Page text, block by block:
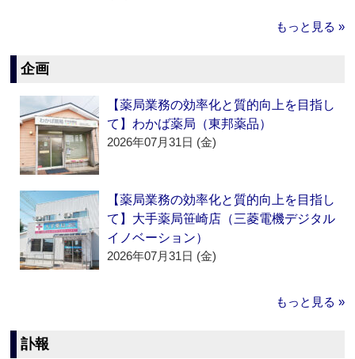
もっと見る »
企画
【薬局業務の効率化と質的向上を目指し
て】わかば薬局（東邦薬品）
2026年07月31日 (金)
【薬局業務の効率化と質的向上を目指し
て】大手薬局笹崎店（三菱電機デジタル
イノベーション）
2026年07月31日 (金)
もっと見る »
訃報